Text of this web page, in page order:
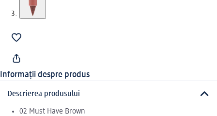
Informații despre produs
Descrierea produsului
02 Must Have Brown